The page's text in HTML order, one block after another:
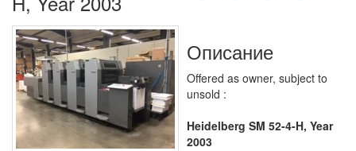
Описание
Offered as owner, subject to
unsold :
Heidelberg SM 52-4-H, Year
2003